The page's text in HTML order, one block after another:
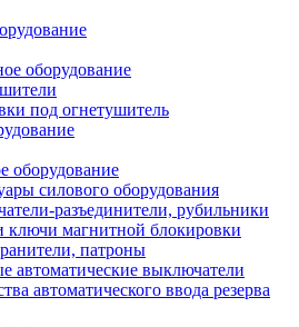
оборудование
под огнетушитель
оборудование
силового оборудования
разъединители, рубильники
ключи магнитной блокировки
патроны
автоматические выключатели
автоматического ввода резерва